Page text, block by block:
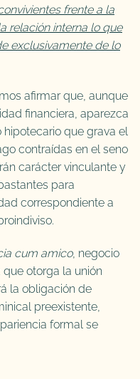
frente a la
relación interna lo que
exclusivamente de lo
afirmar que, aunque
financiera, aparezca
que grava el
contraídas en el seno
carácter vinculante y
para
correspondiente a
cum amico, negocio
otorga la unión
la obligación de
preexistente,
formal se